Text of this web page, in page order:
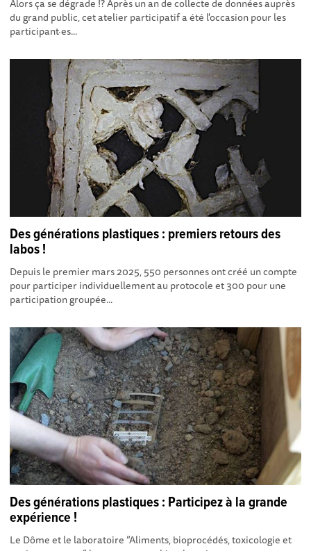
Alors ça se dégrade !? Après un an de collecte de données auprès
du grand public, cet atelier participatif a été l'occasion pour les
participant·es...
Des générations plastiques : premiers retours des
labos !
Depuis le premier mars 2025, 550 personnes ont créé un compte
pour participer individuellement au protocole et 300 pour une
participation groupée...
Des générations plastiques : Participez à la grande
expérience !
Le Dôme et le laboratoire “Aliments, bioprocédés, toxicologie et